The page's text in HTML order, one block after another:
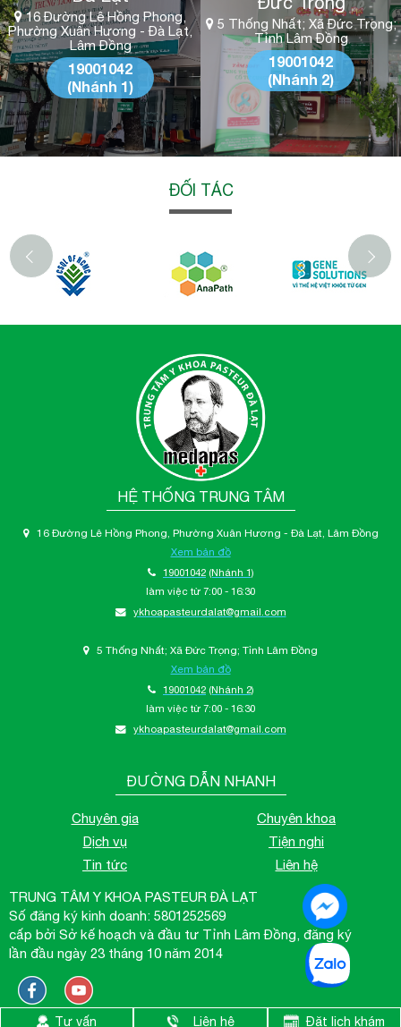
16 Đường Lê Hồng Phong,
Phường Xuân Hương - Đà Lạt,
Lâm Đồng
19001042
(Nhánh 1)
5 Thống Nhất; Xã Đức Trọng;
Tỉnh Lâm Đồng
19001042
(Nhánh 2)
ĐỐI TÁC
‹
HỆ THỐNG TRUNG TÂM
16 Đường Lê Hồng Phong, Phường Xuân Hương - Đà Lạt, Lâm Đồng
Xem bản đồ
19001042 (Nhánh 1)
làm việc từ 7:00 - 16:30
ykhoapasteurdalat@gmail.com
5 Thống Nhất; Xã Đức Trọng; Tỉnh Lâm Đồng
Xem bản đồ
19001042 (Nhánh 2)
làm việc từ 7:00 - 16:30
ykhoapasteurdalat@gmail.com
ĐƯỜNG DẪN NHANH
Chuyên gia
Chuyên khoa
Dịch vụ
Tiện nghi
Tin tức
Liên hệ
TRUNG TÂM Y KHOA PASTEUR ĐÀ LẠT
Số đăng ký kinh doanh: 5801252569
cấp bởi Sở kế hoạch và đầu tư Tỉnh Lâm Đồng, đăng ký
lần đầu ngày 23 tháng 10 năm 2014
Tư vấn Liên hệ Đặt lịch khám
Hotline: 1900 1042